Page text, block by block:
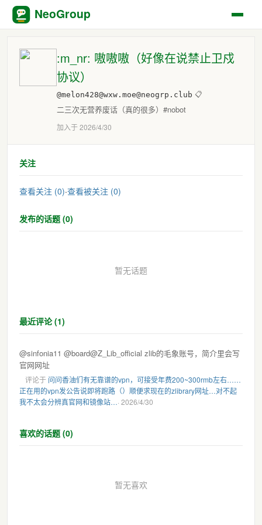
NeoGroup
:m_nr: 嗷嗷嗷（好像在说禁止卫戍
协议）
@melon428@wxw.moe@neogrp.club 📋
二三次无营养废话（真的很多）#nobot
加入于 2026/4/30
关注
查看关注 (0)·查看被关注 (0)
发布的话题 (0)
暂无话题
最近评论 (1)
@sinfonia11 @board@Z_Lib_official zlib的毛象账号，简介里会写
官网网址
评论于 问问香油们有无靠谱的vpn，可接受年费200~300rmb左右……
正在用的vpn发公告说即将跑路（）顺便求现在的zlibrary网址…对不起
我不太会分辨真官网和镜像站…· 2026/4/30
喜欢的话题 (0)
暂无喜欢